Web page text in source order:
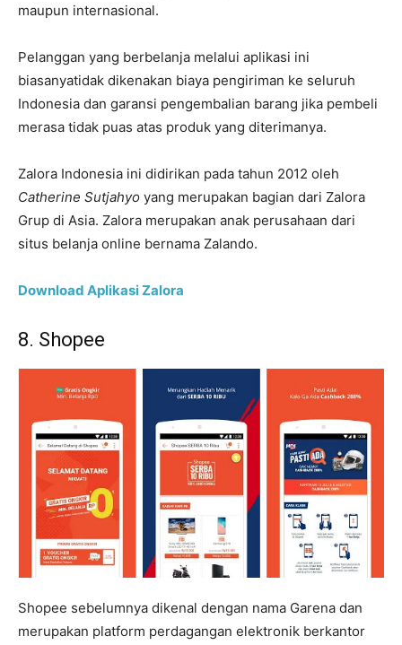
maupun internasional.
Pelanggan yang berbelanja melalui aplikasi ini
biasanyatidak dikenakan biaya pengiriman ke seluruh
Indonesia dan garansi pengembalian barang jika pembeli
merasa tidak puas atas produk yang diterimanya.
Zalora Indonesia ini didirikan pada tahun 2012 oleh
Catherine Sutjahyo yang merupakan bagian dari Zalora
Grup di Asia. Zalora merupakan anak perusahaan dari
situs belanja online bernama Zalando.
Download Aplikasi Zalora
8. Shopee
Shopee sebelumnya dikenal dengan nama Garena dan
merupakan platform perdagangan elektronik berkantor